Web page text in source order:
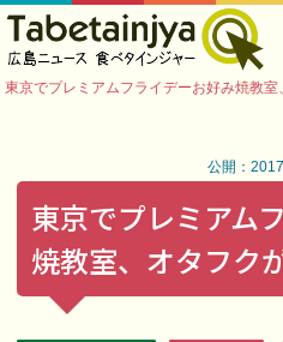
東京でプレミアムフライデーお好み焼教
公開：
東京でプレミアム
焼教室、オタフク